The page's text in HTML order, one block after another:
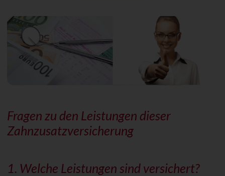
Fragen zu den Leistungen dieser
Zahnzusatzversicherung
1. Welche Leistungen sind versichert?